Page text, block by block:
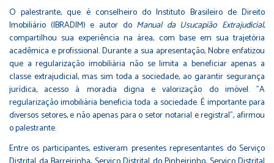
O palestrante, que é conselheiro do Instituto Brasileiro de Direito
Imobiliário (IBRADIM) e autor do Manual da Usucapião Extrajudicial,
compartilhou sua experiência na área, com base em sua trajetória
acadêmica e profissional. Durante a sua apresentação, Nobre enfatizou
que a regularização imobiliária não se limita a beneficiar apenas a
classe extrajudicial, mas sim toda a sociedade, ao garantir segurança
jurídica, acesso à moradia digna e valorização do imóvel. "A
regularização imobiliária beneficia toda a sociedade. É importante para
diversos setores, e não apenas para o setor notarial e registral", afirmou
o palestrante.
Entre os participantes, estiveram presentes representantes do Serviço